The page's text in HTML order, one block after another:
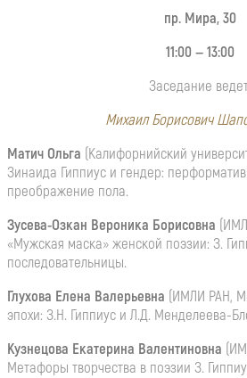
пр. Мира, 30
11:00 — 13:00
Заседание
Михаил Борисович
Матич Ольга (Калифорнийский
Зинаида Гиппиус и гендер:
преображение пола.
Зусева-Озкан Вероника Борисовна
«Мужская маска» женской поэзии: З.
последовательницы.
Глухова Елена Валерьевна (ИМЛИ РАН,
эпохи: З.Н. Гиппиус и Л.Д. Менделеева-
Кузнецова Екатерина Валентиновна
Метафоры творчества в поэзии З.